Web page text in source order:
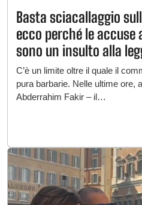
Basta sciacallaggio
ecco perché le
sono un insulto alla
C’è un limite oltre il quale il
pura barbarie. Nelle ultime ore,
Abderrahim Fakir – il…